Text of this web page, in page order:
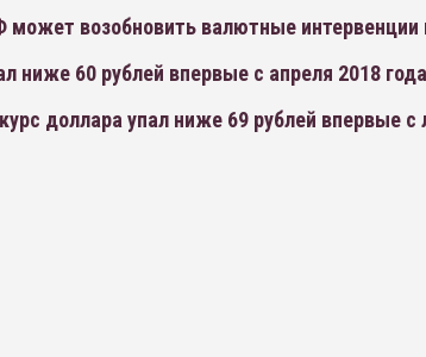
возобновить валютные интервенции
ниже 60 рублей впервые с апреля 2018 года
доллара упал ниже 69 рублей впервые с